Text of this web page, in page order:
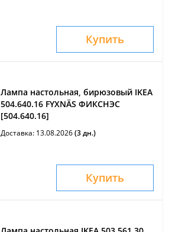
Купить
Лампа настольная, бирюзовый IKEA
504.640.16 FYXNÄS ФИКСНЭС
[504.640.16]
Доставка: 13.08.2026(3 дн.)
Купить